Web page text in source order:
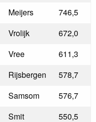
Meijers
746,5
Vrolijk
672,0
Vree
611,3
Rijsbergen
578,7
Samsom
576,7
Smit
550,5